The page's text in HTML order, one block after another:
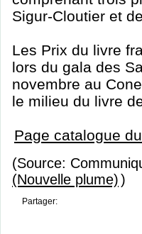
Sigur-Cloutier et
Les Prix du livre
lors du gala des
novembre au
le milieu du livre
Page catalogue
(Source:
(Nouvelle plume))
Partager: